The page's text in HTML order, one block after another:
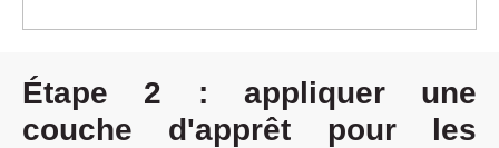
Étape 2 : appliquer une
couche d'apprêt pour les